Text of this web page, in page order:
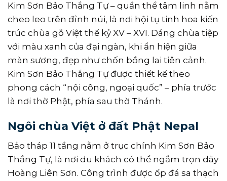
Kim Sơn Bảo Thắng Tự – quần thể tâm linh nằm
cheo leo trên đỉnh núi, là nơi hội tụ tinh hoa kiến
trúc chùa gỗ Việt thế kỷ XV – XVI. Dáng chùa tiệp
với màu xanh của đại ngàn, khi ẩn hiện giữa
màn sương, đẹp như chốn bồng lai tiên cảnh.
Kim Sơn Bảo Thắng Tự được thiết kế theo
phong cách “nội công, ngoại quốc” – phía trước
là nơi thờ Phật, phía sau thờ Thánh.
Ngôi chùa Việt ở đất Phật Nepal
Bảo tháp 11 tầng nằm ở trục chính Kim Sơn Bảo
Thắng Tự, là nơi du khách có thể ngắm trọn dãy
Hoàng Liên Sơn. Công trình được ốp đá sa thạch